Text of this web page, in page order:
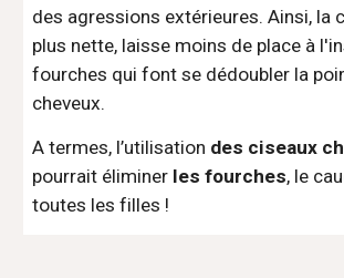
des agressions extérieures. Ainsi, la
plus nette, laisse moins de place à
fourches qui font se dédoubler la
cheveux.
A termes, l’utilisation des ciseaux
pourrait éliminer les fourches, le
toutes les filles !